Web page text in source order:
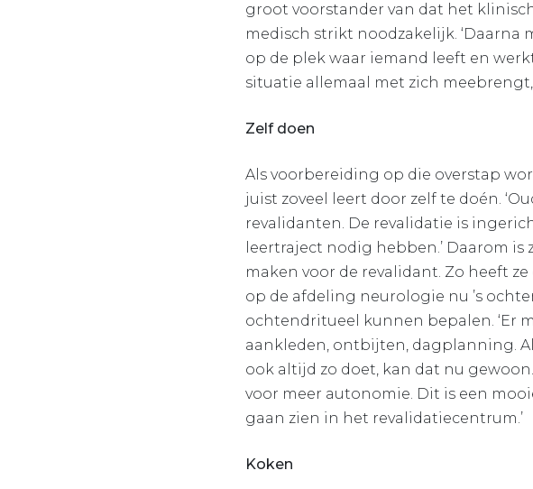
groot voorstander van dat het
medisch strikt noodzakelijk.
op de plek waar iemand leeft en
situatie allemaal met zich
Zelf doen
Als voorbereiding op die overstap
juist zoveel leert door zelf te doén.
revalidanten. De revalidatie is
leertraject nodig hebben.’ Daarom
maken voor de revalidant. Zo heeft
op de afdeling neurologie nu ’s
ochtendritueel kunnen bepalen. ‘Er
aankleden, ontbijten, dagplanning.
ook altijd zo doet, kan dat nu
voor meer autonomie. Dit is een
gaan zien in het revalidatiecentrum.’
Koken